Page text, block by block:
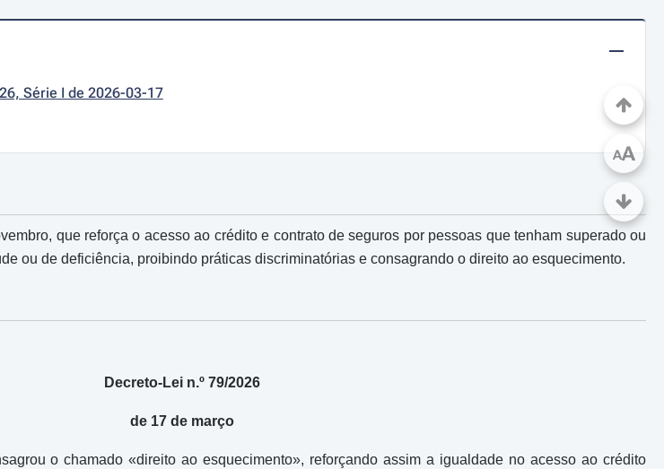
Série I de 2026-03-17
que reforça o acesso ao crédito e contrato de seguros por pessoas que tenham superado ou
ou de deficiência, proibindo práticas discriminatórias e consagrando o direito ao esquecimento.
Decreto-Lei n.º 79/2026
de 17 de março
o chamado «direito ao esquecimento», reforçando assim a igualdade no acesso ao crédito
AA